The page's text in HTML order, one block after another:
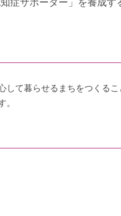
て暮らせるまちをつくるこ